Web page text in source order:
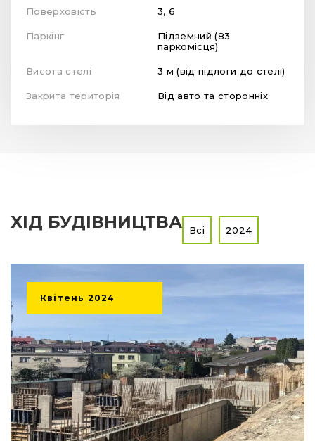
Поверховість 3, 6
Паркінг
Підземний (83
паркомісця)
Висота стелі 3 м (від підлоги до стелі)
Закрита територія Від авто та сторонніх
ХІД БУДІВНИЦТВА Всі 2024
Квітень 2024